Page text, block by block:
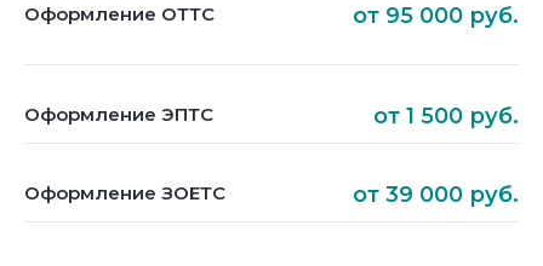
Оформление ОТТС от 95 000 руб.
Оформление ЭПТС от 1 500 руб.
Оформление ЗОЕТС от 39 000 руб.